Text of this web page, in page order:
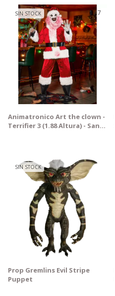
1/7
SIN STOCK
Animatronico Art the clown -
Terrifier 3 (1.88 Altura) - Santa
SIN STOCK
Prop Gremlins Evil Stripe
Puppet